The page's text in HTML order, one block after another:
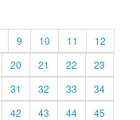
9 10 11
12
20 21 22
23
31 32 33
34
42 43 44
45